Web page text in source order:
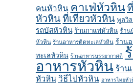
คนหัวหิน คาเฟ่หัวหิน
หัวหินที่เที่ยวหัวหิน พูลวิ
รถบัสหัวหิน ร้านกาแฟหัวหิน ร้าน
หัวหิน ร้านอาหารติดทะเลหัวหิน ร้าน
ทะเลหัวหิน ร้านอาหารบรรยากาศดี
อาหารหัวหิน ร้าน
หัวหิน วิธีไปหัวหิน อาหารไทยหั